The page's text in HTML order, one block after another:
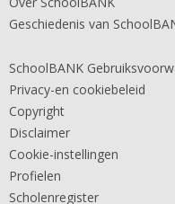
Geschiedenis van
SchoolBANK
Privacy-en cookiebeleid
Copyright
Disclaimer
Cookie-instellingen
Profielen
Scholenregister